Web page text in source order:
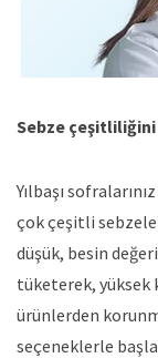
Sebze çeşitliliğini
Yılbaşı
çok çeşitli
düşük, besin
tüketerek, yüksek
ürünlerden
seçeneklerle